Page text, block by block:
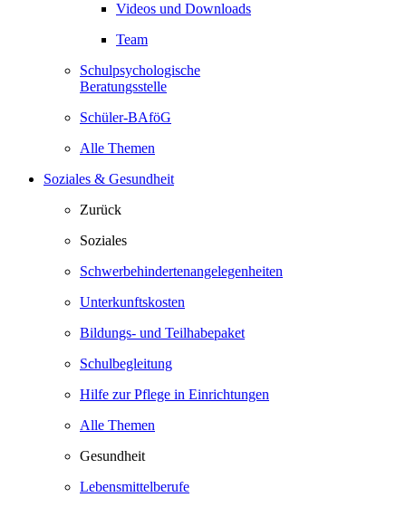
Videos und Downloads
Team
Schulpsychologische
Beratungsstelle
Schüler-BAföG
Alle Themen
Soziales & Gesundheit
Zurück
Soziales
Schwerbehindertenangelegenheiten
Unterkunftskosten
Bildungs- und Teilhabepaket
Schulbegleitung
Hilfe zur Pflege in Einrichtungen
Alle Themen
Gesundheit
Lebensmittelberufe